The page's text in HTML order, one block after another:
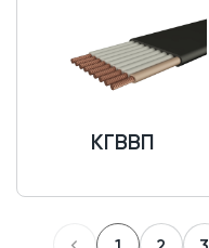
КГВВП